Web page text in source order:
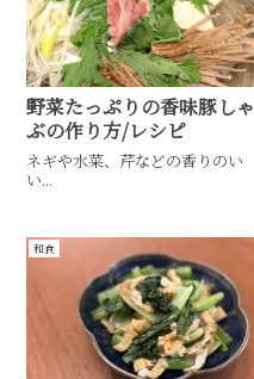
野菜たっぷりの香味豚しゃ
ぶの作り方/レシピ
ネギや水菜、芹などの香りのい
い...
和食